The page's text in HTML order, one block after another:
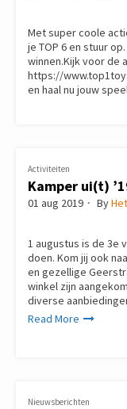
Met super coole
je TOP 6 en stuur
winnen.Kijk voor de
https://
en haal nu jouw
Activiteiten
Kamper ui(t)
01 aug 2019 By
1 augustus is de 3e
doen. Kom jij ook
en gezellige
winkel zijn
diverse
Read More
Nieuwsberichten